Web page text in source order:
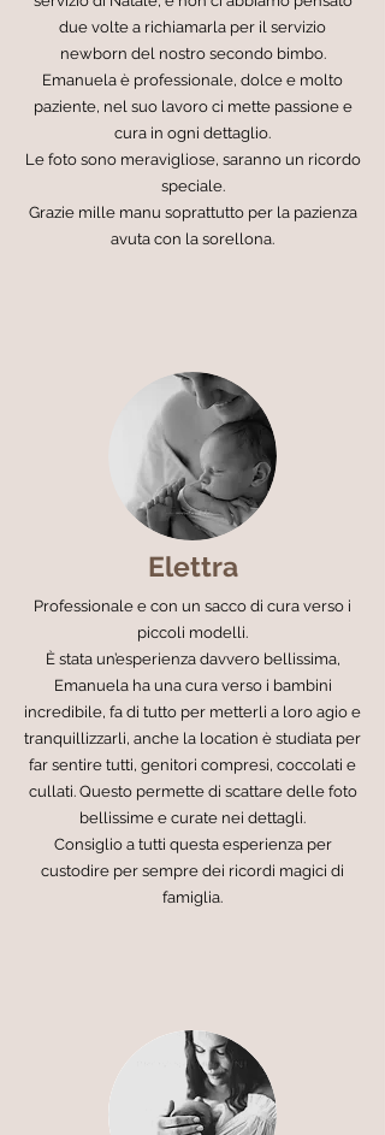
due volte a richiamarla per il servizio
newborn del nostro secondo bimbo.
Emanuela è professionale, dolce e molto
paziente, nel suo lavoro ci mette passione e
cura in ogni dettaglio.
Le foto sono meravigliose, saranno un ricordo
speciale.
Grazie mille manu soprattutto per la pazienza
avuta con la sorellona.
Elettra
Professionale e con un sacco di cura verso i
piccoli modelli.
È stata un’esperienza davvero bellissima,
Emanuela ha una cura verso i bambini
incredibile, fa di tutto per metterli a loro agio e
tranquillizzarli, anche la location è studiata per
far sentire tutti, genitori compresi, coccolati e
cullati. Questo permette di scattare delle foto
bellissime e curate nei dettagli.
Consiglio a tutti questa esperienza per
custodire per sempre dei ricordi magici di
famiglia.